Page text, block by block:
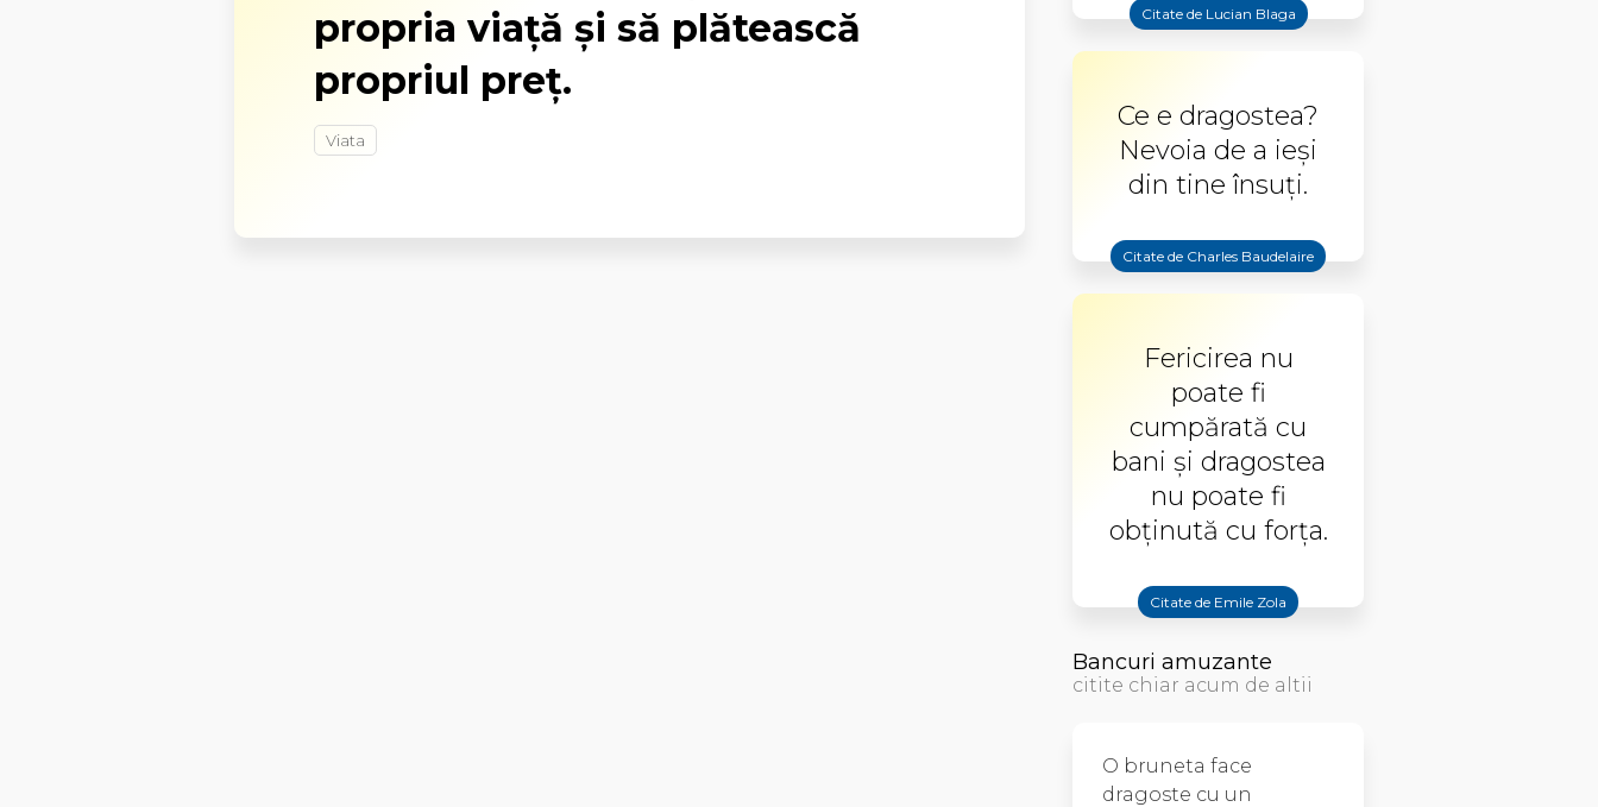
propria viață și să plătească
propriul preț.
Viata
Citate de Lucian Blaga
Ce e dragostea?
Nevoia de a ieși
din tine însuți.
Citate de Charles Baudelaire
Fericirea nu
poate fi
cumpărată cu
bani și dragostea
nu poate fi
obținută cu forța.
Citate de Emile Zola
Bancuri amuzante
citite chiar acum de altii
O bruneta face
dragoste cu un